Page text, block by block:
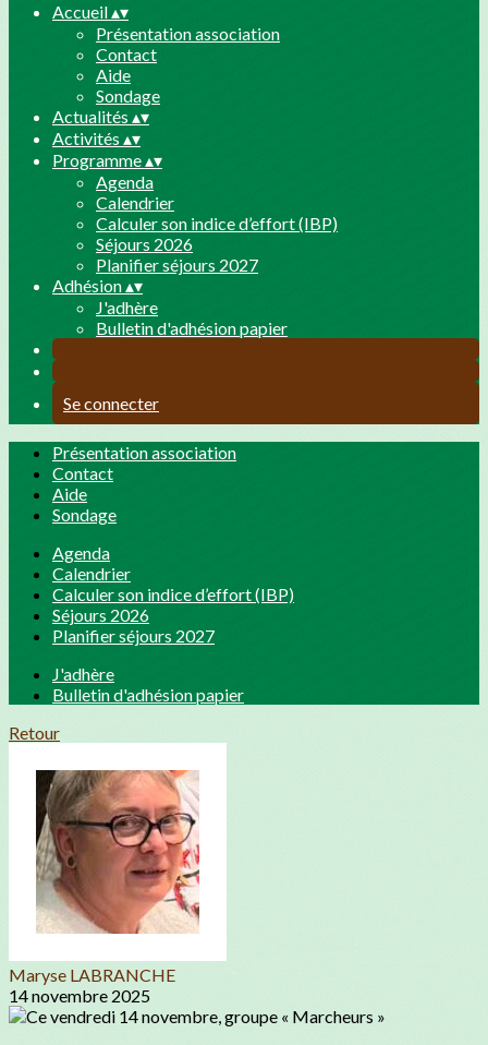
Accueil▴▾
Présentation association
Contact
Aide
Sondage
Actualités ▴▾
Activités ▴▾
Programme▴▾
Agenda
Calendrier
Calculer son indice d’effort (IBP)
Séjours 2026
Planifier séjours 2027
Adhésion▴▾
J'adhère
Bulletin d'adhésion papier
Se connecter
Présentation association
Contact
Aide
Sondage
Agenda
Calendrier
Calculer son indice d’effort (IBP)
Séjours 2026
Planifier séjours 2027
J'adhère
Bulletin d'adhésion papier
Retour
Maryse LABRANCHE
14 novembre 2025